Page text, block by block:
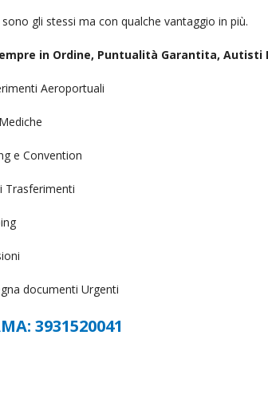
sono gli stessi ma con qualche vantaggio in più.
in Ordine, Puntualità Garantita,
Aeroportuali
e Convention
Trasferimenti
documenti Urgenti
3931520041